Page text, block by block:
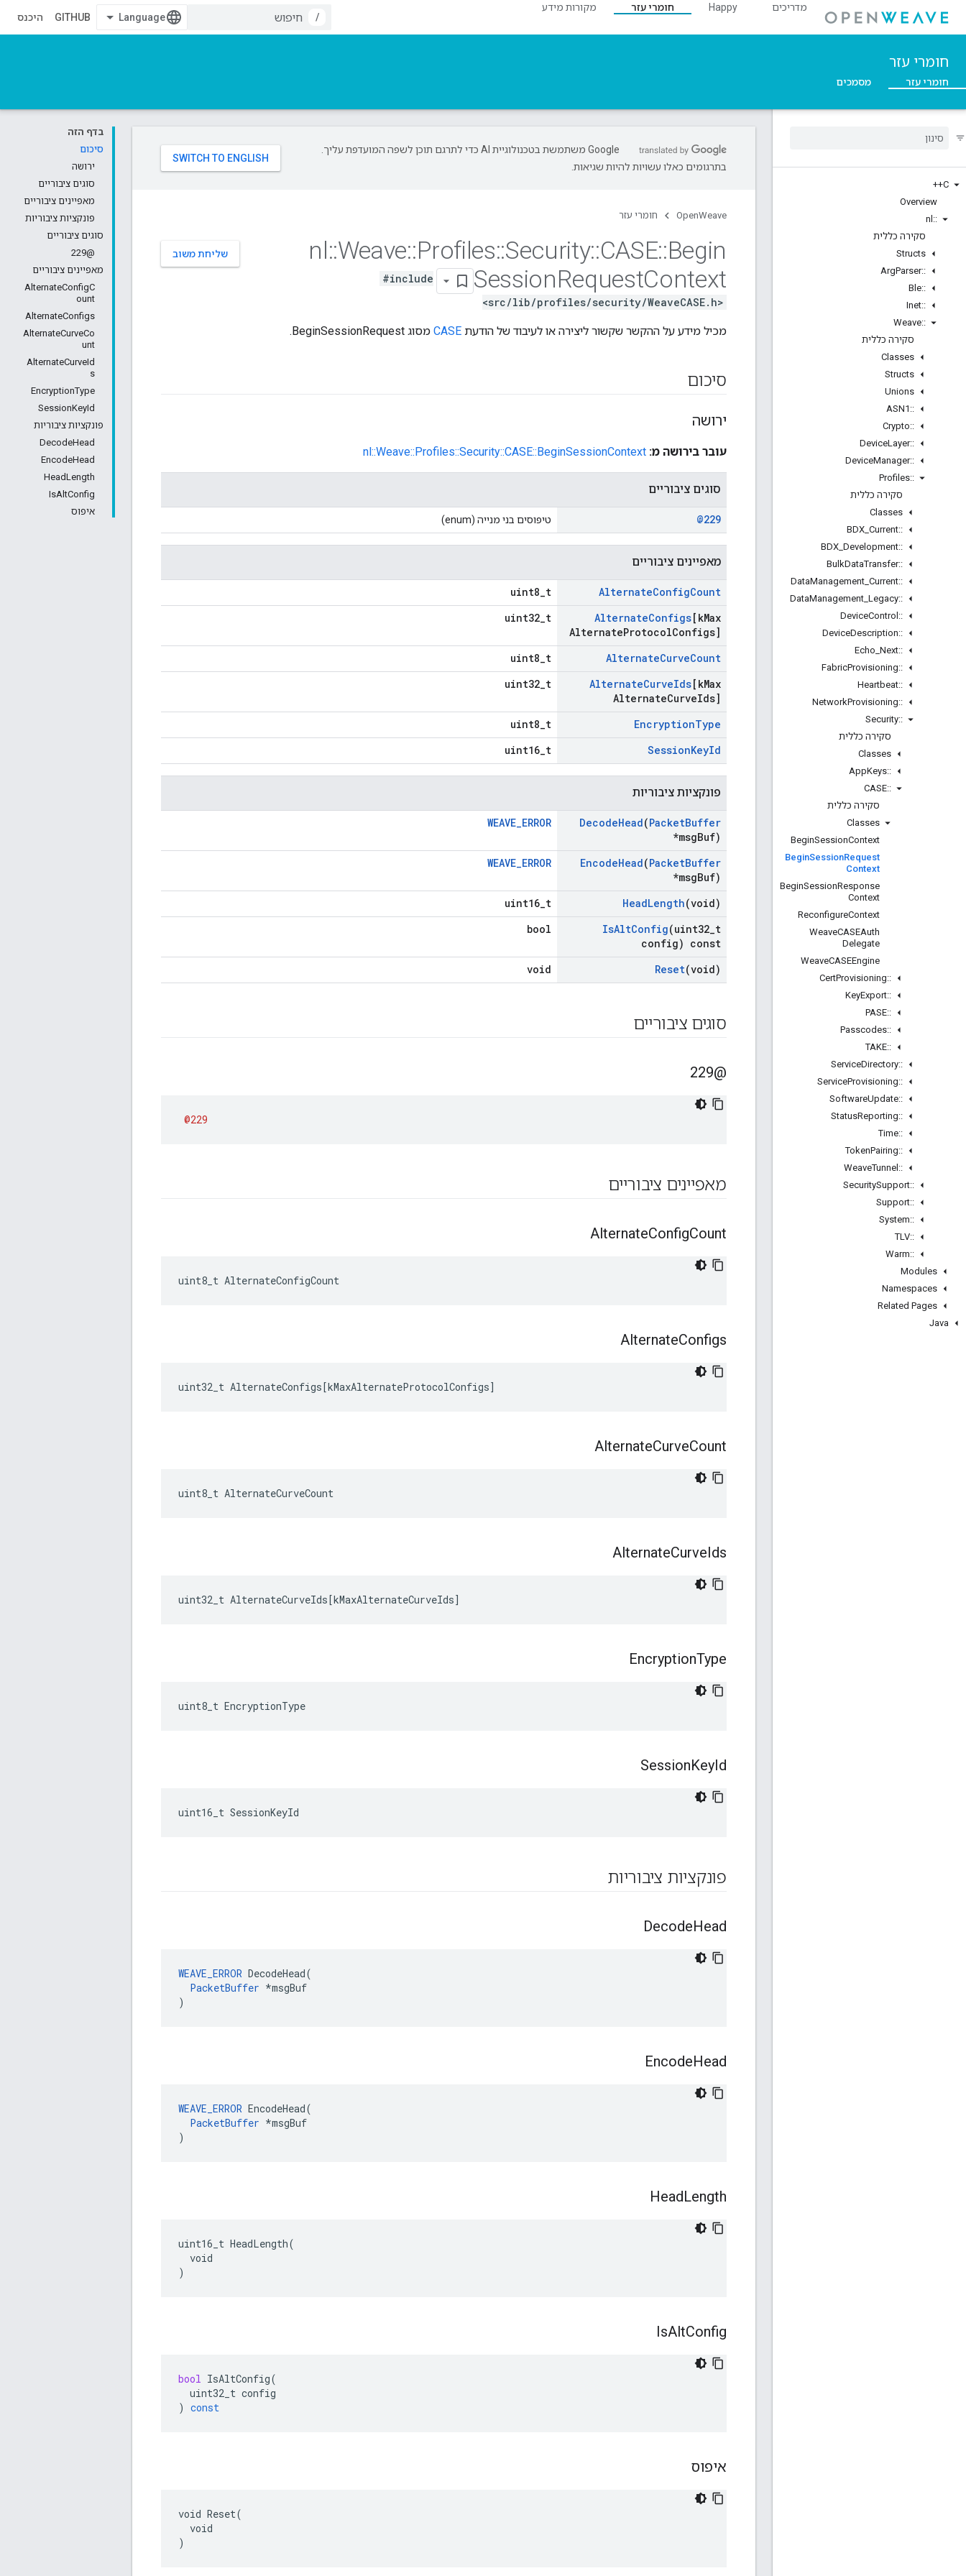
מדריכים Happy חומרי עזר
מקורות מידע
/
GITHUB היכנס
חומרי עזר
חומרי עזר מסמכים
C++
Overview
::
nl
סקירה כללית
Structs
::
ArgParser
::
Ble
::
Inet
::
Weave
סקירה כללית
Classes
Structs
Unions
::
ASN1
::
Crypto
::
DeviceLayer
::
DeviceManager
::
Profiles
סקירה כללית
Classes
::
BDX Current
::
BDX Development
::
BulkDataTransfer
::
DataManagement Current
::
DataManagement Legacy
::
DeviceControl
::
DeviceDescription
::
Echo Next
::
FabricProvisioning
::
Heartbeat
::
NetworkProvisioning
::
Security
סקירה כללית
Classes
::
AppKeys
::
CASE
סקירה כללית
Classes
BeginSessionContext
BeginSessionRequest
Context
BeginSessionResponse
Context
ReconfigureContext
WeaveCASEAuth
Delegate
WeaveCASEEngine
::
CertProvisioning
::
KeyExport
::
PASE
::
Passcodes
::
TAKE
::
ServiceDirectory
::
ServiceProvisioning
::
SoftwareUpdate
::
StatusReporting
::
Time
::
TokenPairing
::
WeaveTunnel
::
SecuritySupport
::
Support
::
System
::
TLV
::
Warm
Modules
Namespaces
Related Pages
Java
בדף הזה
סיכום
ירושה
סוגים ציבוריים
מאפיינים ציבוריים
פונקציות ציבוריות
סוגים ציבוריים
@229
מאפיינים ציבוריים
AlternateConfigC
ount
AlternateConfigs
AlternateCurveCo
unt
AlternateCurveId
s
EncryptionType
SessionKeyId
פונקציות ציבוריות
DecodeHead
EncodeHead
HeadLength
IsAltConfig
איפוס
‫Google משתמשת בטכנולוגיית AI כדי לתרגם תוכן לשפה המועדפת עליך.
בתרגומים כאלו עשויות להיות שגיאות.
OpenWeave חומרי עזר
שליחת משוב nl::Weave::Profiles::Security::CASE::Begin
SessionRequestContext
#include
<src/lib/profiles/security/WeaveCASE.h>
מכיל מידע על ההקשר שקשור ליצירה או לעיבוד של הודעת CASE מסוג BeginSessionRequest.
סיכום
ירושה
עובר בירושה מ: nl::Weave::Profiles::Security::CASE::BeginSessionContext
סוגים ציבוריים
@229 טיפוסים בני מנייה (enum)
מאפיינים ציבוריים
AlternateConfigCount
uint8_t
AlternateConfigs[kMax
AlternateProtocolConfigs]
uint32_t
AlternateCurveCount
uint8_t
AlternateCurveIds[kMax
AlternateCurveIds]
uint32_t
EncryptionType
uint8_t
SessionKeyId
uint16_t
פונקציות ציבוריות
DecodeHead(PacketBuffer
*msgBuf)
WEAVE_ERROR
EncodeHead(PacketBuffer
*msgBuf)
WEAVE_ERROR
HeadLength(void)
uint16_t
IsAltConfig(uint32 t
config) const
bool
Reset(void)
void
סוגים ציבוריים
@229
@229
מאפיינים ציבוריים
AlternateConfigCount
uint8_t AlternateConfigCount
AlternateConfigs
uint32_t AlternateConfigs[kMaxAlternateProtocolConfigs]
AlternateCurveCount
uint8_t AlternateCurveCount
AlternateCurveIds
uint32_t AlternateCurveIds[kMaxAlternateCurveIds]
EncryptionType
uint8_t EncryptionType
SessionKeyId
uint16_t SessionKeyId
פונקציות ציבוריות
DecodeHead
WEAVE_ERROR DecodeHead(
PacketBuffer *msgBuf
)
EncodeHead
WEAVE_ERROR EncodeHead(
PacketBuffer *msgBuf
)
HeadLength
uint16_t HeadLength(
  void
)
IsAltConfig
bool IsAltConfig(
uint32_t config
) const
איפוס
void Reset(
  void
)